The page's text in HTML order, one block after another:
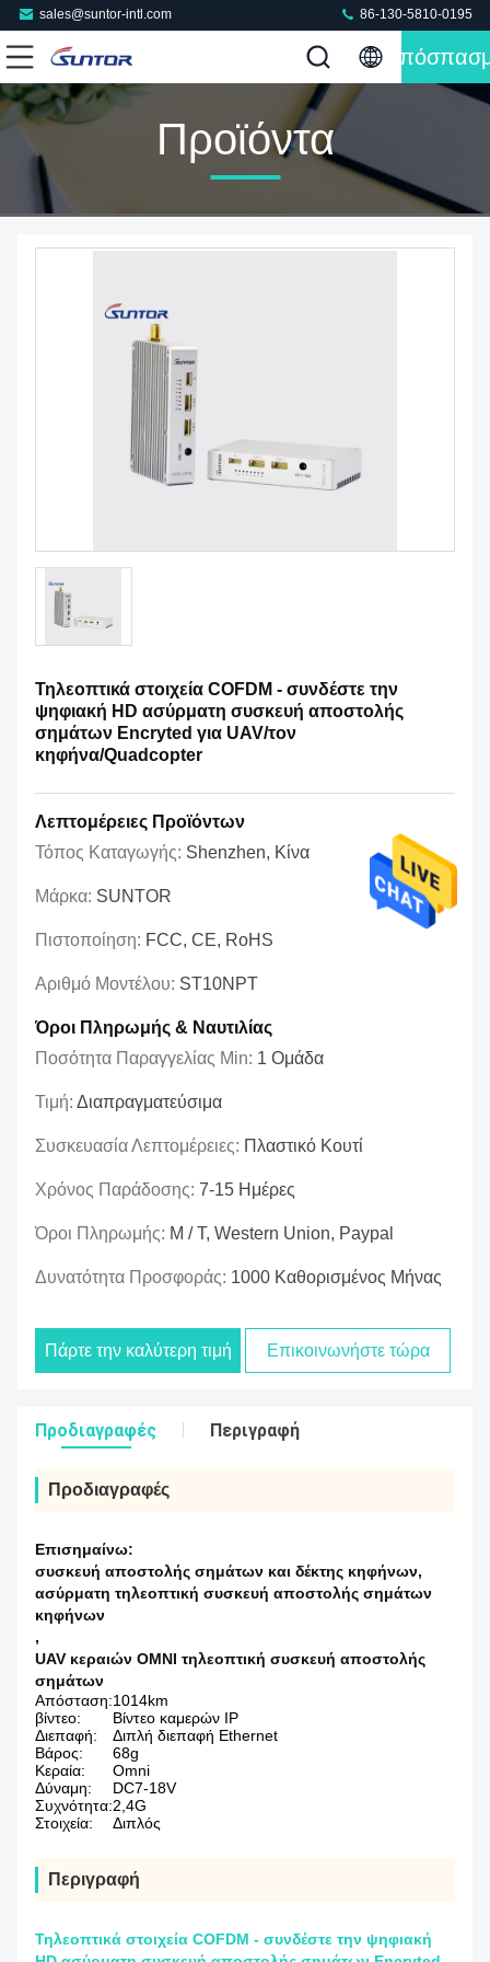
sales@suntor-intl.com 86-130-5810-0195
Προϊόντα
Τηλεοπτικά στοιχεία COFDM - συνδέστε την
ψηφιακή HD ασύρματη συσκευή αποστολής
σημάτων Encryted για UAV/τον
κηφήνα/Quadcopter
Λεπτομέρειες Προϊόντων
Τόπος Καταγωγής: Shenzhen, Κίνα
Μάρκα: SUNTOR
Πιστοποίηση: FCC, CE, RoHS
Αριθμό Μοντέλου: ST10NPT
Όροι Πληρωμής & Ναυτιλίας
Ποσότητα Παραγγελίας Min: 1 Ομάδα
Τιμή: Διαπραγματεύσιμα
Συσκευασία Λεπτομέρειες: Πλαστικό Κουτί
Χρόνος Παράδοσης: 7-15 Ημέρες
Όροι Πληρωμής: Μ / Τ, Western Union, Paypal
Δυνατότητα Προσφοράς: 1000 Καθορισμένος Μήνας
Πάρτε την καλύτερη τιμή Επικοινωνήστε τώρα
Προδιαγραφές Περιγραφή
Προδιαγραφές
Επισημαίνω:
συσκευή αποστολής σημάτων και δέκτης κηφήνων,
ασύρματη τηλεοπτική συσκευή αποστολής σημάτων
κηφήνων
,
UAV κεραιών OMNI τηλεοπτική συσκευή αποστολής
σημάτων
Απόσταση:1014km
βίντεο:
Βίντεο καμερών IP
Διεπαφή:
Διπλή διεπαφή Ethernet
Βάρος:
68g
Κεραία:
Omni
Δύναμη:
DC7-18V
Συχνότητα:2,4G
Στοιχεία:
Διπλός
Περιγραφή
Τηλεοπτικά στοιχεία COFDM - συνδέστε την ψηφιακή